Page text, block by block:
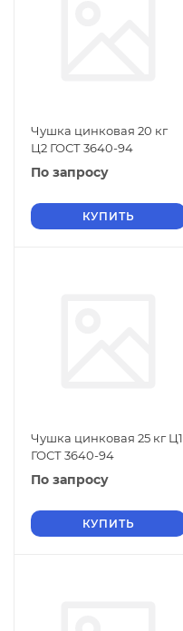
Чушка цинковая 20 кг
Ц2 ГОСТ 3640-94
По запросу
КУПИТЬ
Чушка цинковая 25 кг Ц1
ГОСТ 3640-94
По запросу
КУПИТЬ